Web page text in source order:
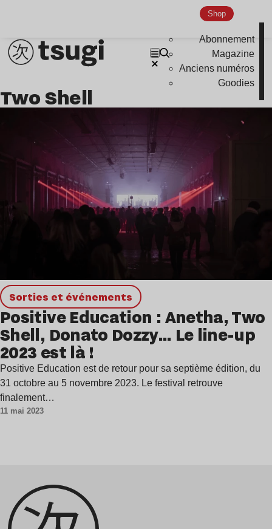
Shop
Abonnement
Magazine
Anciens numéros
Goodies
Two Shell
Sorties et événements
Positive Education : Anetha, Two
Shell, Donato Dozzy… Le line-up
2023 est là !
Positive Education est de retour pour sa septième édition, du
31 octobre au 5 novembre 2023. Le festival retrouve
finalement…
11 mai 2023